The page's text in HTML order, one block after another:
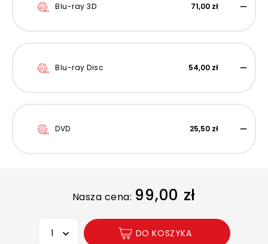
Blu-ray 3D 71,00 zł
Blu-ray Disc 54,00 zł
DVD 25,50 zł
Nasza cena: 99,00 zł
Wybierz opcję
DO KOSZYKA